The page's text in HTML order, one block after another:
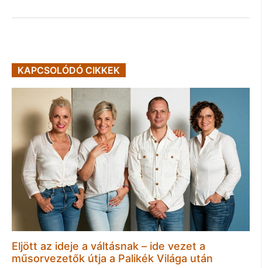
KAPCSOLÓDÓ CIKKEK
Eljött az ideje a váltásnak – ide vezet a
műsorvezetők útja a Palikék Világa után